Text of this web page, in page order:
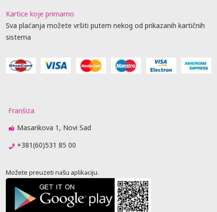
Kartice koje primamo
Sva plaćanja možete vršiti putem nekog od prikazanih kartičnih
sistema
Franšiza
Masarikova 1, Novi Sad
+381(60)531 85 00
Možete preuzeti našu aplikaciju.